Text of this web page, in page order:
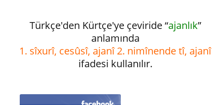
Türkçe'den Kürtçe'ye çeviride “ajanlık”
anlamında
1. sîxurî, cesûsî, ajanî 2. nimînende tî, ajanî
ifadesi kullanılır.